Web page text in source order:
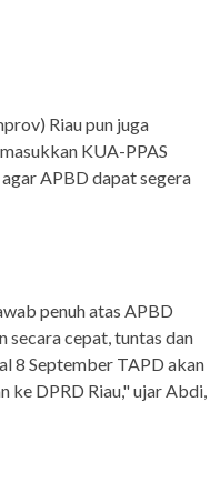
Riau pun juga
KUA-PPAS
APBD dapat segera
penuh atas APBD
secara cepat, tuntas dan
8 September TAPD akan
ke DPRD Riau," ujar Abdi,